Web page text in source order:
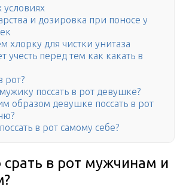
и дозировка при поносе у
хлорку для чистки унитаза
учесть перед тем как какать в
рот?
поссать в рот девушке?
образом девушке поссать в рот
в рот самому себе?
срать в рот мужчинам и